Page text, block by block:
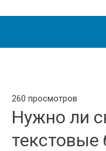
260 просмотров
Нужно ли
текстовые